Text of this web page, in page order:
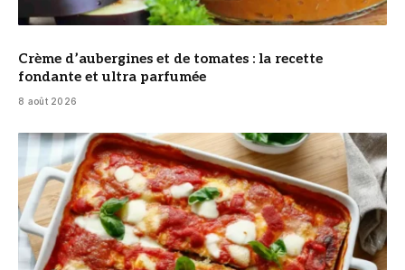
Crème d’aubergines et de tomates : la recette
fondante et ultra parfumée
8 août 2026
© DR